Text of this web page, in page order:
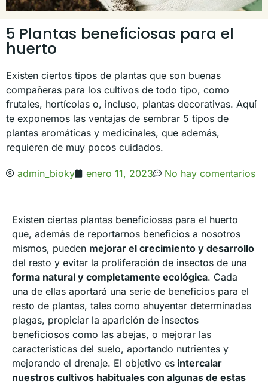
5 Plantas beneficiosas para el
huerto
Existen ciertos tipos de plantas que son buenas
compañeras para los cultivos de todo tipo, como
frutales, hortícolas o, incluso, plantas decorativas. Aquí
te exponemos las ventajas de sembrar 5 tipos de
plantas aromáticas y medicinales, que además,
requieren de muy pocos cuidados.
admin_bioky enero 11, 2023 No hay comentarios
Existen ciertas plantas beneficiosas para el huerto
que, además de reportarnos beneficios a nosotros
mismos, pueden mejorar el crecimiento y desarrollo
del resto y evitar la proliferación de insectos de una
forma natural y completamente ecológica. Cada
una de ellas aportará una serie de beneficios para el
resto de plantas, tales como ahuyentar determinadas
plagas, propiciar la aparición de insectos
beneficiosos como las abejas, o mejorar las
características del suelo, aportando nutrientes y
mejorando el drenaje. El objetivo es intercalar
nuestros cultivos habituales con algunas de estas